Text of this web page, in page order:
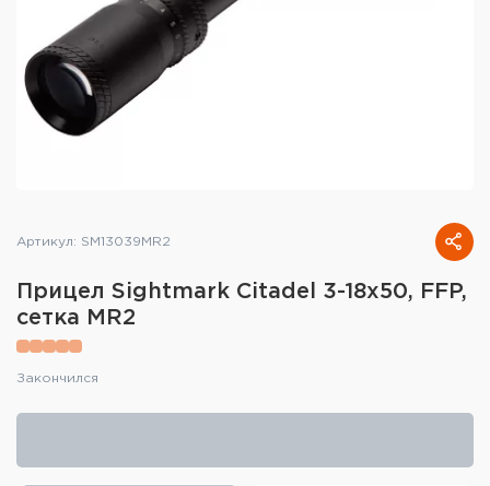
Тактическое снаряжение
Высокоточная стрельба
Спортивная стрельба
Инструмент для заточки
Сумки и рюкзаки
Артикул: SM13039MR2
Прицел Sightmark Citadel 3-18x50, FFP,
сетка MR2
Закончился